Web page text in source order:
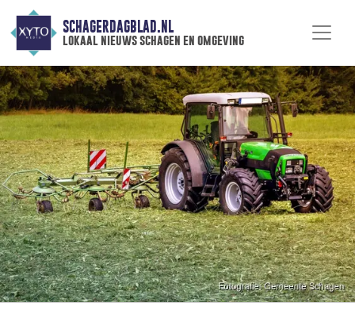
SCHAGERDAGBLAD.NL
lokaal nieuws schagen en omgeving